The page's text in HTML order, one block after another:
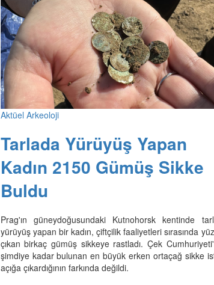
Aktüel Arkeoloji
Tarlada Yürüyüş Yapan
Kadın 2150 Gümüş Sikke
Buldu
Prag'ın güneydoğusundaki Kutnohorsk kentinde
yürüyüş yapan bir kadın, çiftçilik faaliyetleri sırasında
çıkan birkaç gümüş sikkeye rastladı. Çek
şimdiye kadar bulunan en büyük erken ortaçağ sikke
açığa çıkardığının farkında değildi.